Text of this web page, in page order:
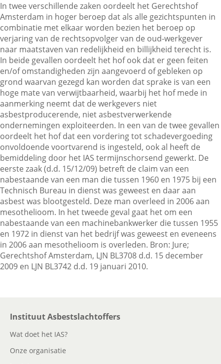
Veelgestelde vragen
Contactgegevens
Zoeken
In twee verschillende zaken oordeelt het Gerechtshof
Amsterdam in hoger beroep dat als alle gezichtspunten in
combinatie met elkaar worden bezien het beroep op
verjaring van de rechtsopvolger van de oud-werkgever
naar maatstaven van redelijkheid en billijkheid terecht is.
In beide gevallen oordeelt het hof ook dat er geen feiten
en/of omstandigheden zijn aangevoerd of gebleken op
grond waarvan gezegd kan worden dat sprake is van een
hoge mate van verwijtbaarheid, waarbij het hof mede in
aanmerking neemt dat de werkgevers niet
asbestproducerende, niet asbestverwerkende
ondernemingen exploiteerden. In een van de twee gevallen
oordeelt het hof dat een vordering tot schadevergoeding
onvoldoende voortvarend is ingesteld, ook al heeft de
bemiddeling door het IAS termijnschorsend gewerkt. De
eerste zaak (d.d. 15/12/09) betreft de claim van een
nabestaande van een man die tussen 1960 en 1975 bij een
Technisch Bureau in dienst was geweest en daar aan
asbest was blootgesteld. Deze man overleed in 2006 aan
mesothelioom. In het tweede geval gaat het om een
nabestaande van een machinebankwerker die tussen 1955
en 1972 in dienst van het bedrijf was geweest en eveneens
in 2006 aan mesothelioom is overleden. Bron: Jure;
Gerechtshof Amsterdam, LJN BL3708 d.d. 15 december
2009 en LJN BL3742 d.d. 19 januari 2010.
Instituut Asbestslachtoffers
Wat doet het IAS?
Onze organisatie